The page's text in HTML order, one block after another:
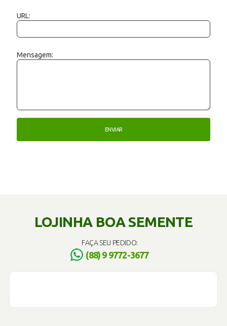
URL:
Mensagem:
LOJINHA BOA SEMENTE
FAÇA SEU PEDIDO:
(88) 9 9772-3677